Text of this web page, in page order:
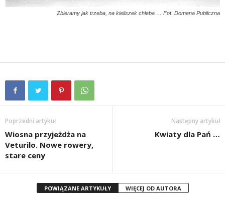
Zbieramy jak trzeba, na kieliszek chleba … Fot. Domena Publiczna
Poprzedni artykuł
Wiosna przyjeżdża na
Veturilo. Nowe rowery,
stare ceny
Następny artykuł
Kwiaty dla Pań …
POWIĄZANE ARTYKUŁY WIĘCEJ OD AUTORA